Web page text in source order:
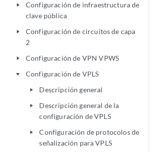
play_arrow
Configuración de infraestructura de
clave pública
play_arrow
Configuración de circuitos de capa
2
play_arrow Configuración de VPN VPWS
play_arrow Configuración de VPLS
play_arrow Descripción general
play_arrow
Descripción general de la
configuración de VPLS
play_arrow
Configuración de protocolos de
señalización para VPLS